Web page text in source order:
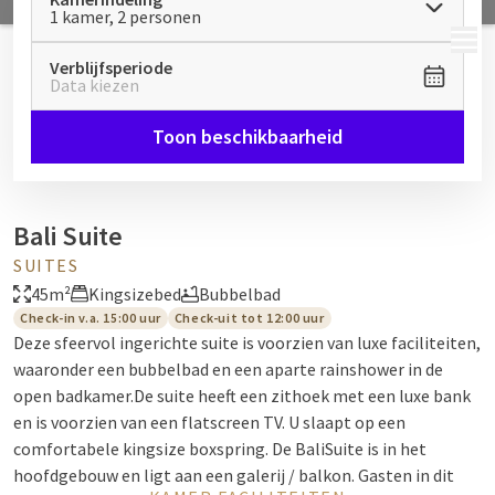
MENU
1 kamer, 2 personen
Verblijfsperiode
Data kiezen
Toon beschikbaarheid
Bali Suite
SUITES
45m²
Kingsizebed Bubbelbad
Check-in v.a. 15:00 uur Check-uit tot 12:00 uur
Deze sfeervol ingerichte suite is voorzien van luxe faciliteiten,
waaronder een bubbelbad en een aparte rainshower in de
open badkamer.De suite heeft een zithoek met een luxe bank
en is voorzien van een flatscreen TV. U slaapt op een
comfortabele kingsize boxspring. De BaliSuite is in het
hoofdgebouw en ligt aan een galerij / balkon. Gasten in dit